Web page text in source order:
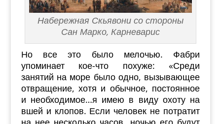
Набережная Скьявони со стороны
Сан Марко, Карневарис
Но все это было мелочью. Фабри
упоминает кое-что похуже: «Среди
занятий на море было одно, вызывающее
отвращение, хотя и обычное, постоянное
и необходимое…я имею в виду охоту на
вшей и клопов. Если человек не потратит